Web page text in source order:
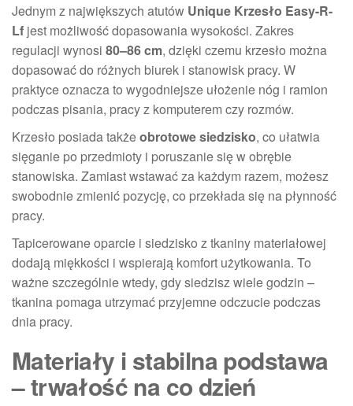
Jednym z największych atutów Unique Krzesło Easy-R-
Lf jest możliwość dopasowania wysokości. Zakres
regulacji wynosi 80–86 cm, dzięki czemu krzesło można
dopasować do różnych biurek i stanowisk pracy. W
praktyce oznacza to wygodniejsze ułożenie nóg i ramion
podczas pisania, pracy z komputerem czy rozmów.
Krzesło posiada takżeobrotowe siedzisko, co ułatwia
sięganie po przedmioty i poruszanie się w obrębie
stanowiska. Zamiast wstawać za każdym razem, możesz
swobodnie zmienić pozycję, co przekłada się na płynność
pracy.
Tapicerowane oparcie i siedzisko z tkaniny materiałowej
dodają miękkości i wspierają komfort użytkowania. To
ważne szczególnie wtedy, gdy siedzisz wiele godzin –
tkanina pomaga utrzymać przyjemne odczucie podczas
dnia pracy.
Materiały i stabilna podstawa
– trwałość na co dzień